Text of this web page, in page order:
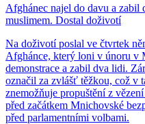
Afghánec najel do davu a
muslimem. Dostal doživotí
Na doživotí poslal ve čtvrtek
Afghánce, který loni v únoru v
demonstrace a zabil dva lidi.
označil za zvlášť těžkou, což v
znemožňuje propuštění z
před začátkem Mnichovské
před parlamentními volbami.